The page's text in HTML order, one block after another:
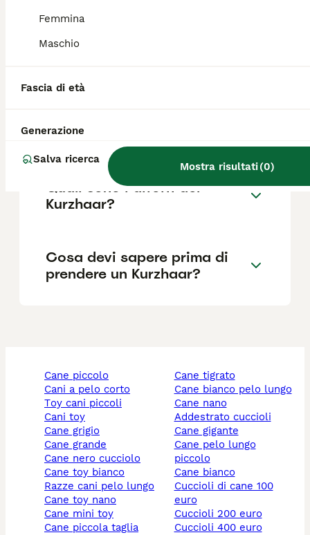
Femmina
Maschio
Fascia di età
Generazione
Salva ricerca
Mostra risultati(0)
Quanto dura la vita di un
Kurzhaar?
Quali sono i difetti del
Kurzhaar?
Cosa devi sapere prima di
prendere un Kurzhaar?
cane piccolo
cani a pelo corto
toy cani piccoli
cani toy
cane grigio
cane grande
cane nero cucciolo
cane toy bianco
razze cani pelo lungo
cane toy nano
cane mini toy
cane piccola taglia
cane tigrato
cane bianco pelo lungo
cane nano
addestrato cuccioli
cane gigante
cane pelo lungo
piccolo
cane bianco
cuccioli di cane 100
euro
cuccioli 200 euro
cuccioli 400 euro